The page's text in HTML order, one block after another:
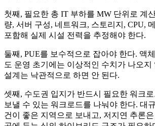
첫째, 필요한 총 IT 부하를 MW 단위로 계
량, 서버 구성, 네트워크, 스토리지, CPU,
포함해 실제 시설 전력을 추정해야 한다.
둘째, PUE를 보수적으로 잡아야 한다. 액
도 운영 초기에는 이상적인 수치가 나오지
설계는 낙관적으로 하면 안 된다.
셋째, 수도권 입지가 반드시 필요한 워크
보낼 수 있는 워크로드를 나눠야 한다. 대
건이 좋은 지역으로 보내고, 저지연 추론